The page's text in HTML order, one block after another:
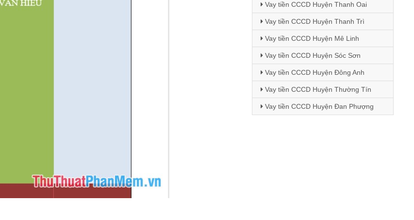
Vay tiền CCCD Huyện Thanh Oai
Vay tiền CCCD Huyện Thanh Trì
Vay tiền CCCD Huyện Mê Linh
Vay tiền CCCD Huyện Sóc Sơn
Vay tiền CCCD Huyện Đông Anh
Vay tiền CCCD Huyện Thường Tín
Vay tiền CCCD Huyện Đan Phượng